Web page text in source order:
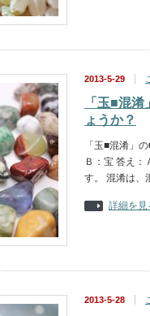
2013-5-29
「玉■混
ょうか？
「玉■混淆」
Ｂ：宝 答え：
す。 混淆は、
詳細を見
2013-5-28